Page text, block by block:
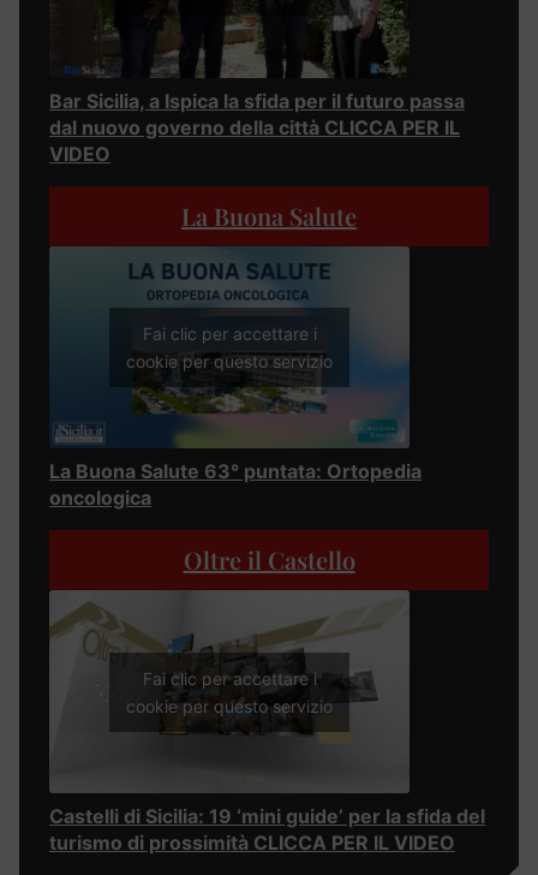
Bar Sicilia, a Ispica la sfida per il futuro passa
dal nuovo governo della città CLICCA PER IL
VIDEO
La Buona Salute
Fai clic per accettare i
cookie per questo servizio
La Buona Salute 63° puntata: Ortopedia
oncologica
Oltre il Castello
Fai clic per accettare i
cookie per questo servizio
Castelli di Sicilia: 19 ‘mini guide’ per la sfida del
turismo di prossimità CLICCA PER IL VIDEO